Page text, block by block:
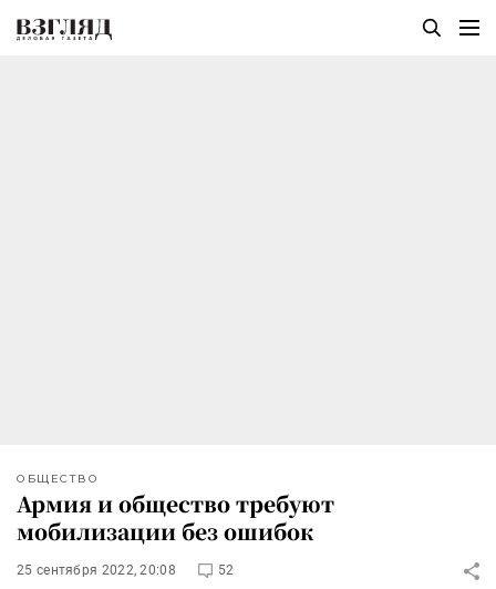
ОБЩЕСТВО
Армия и общество требуют
мобилизации без ошибок
25 сентября 2022, 20:08 52